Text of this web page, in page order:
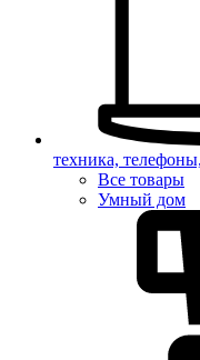
техника,
Все товары
Умный дом